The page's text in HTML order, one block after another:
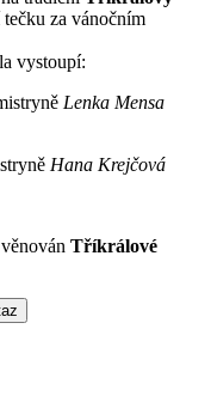
za vánočním
vystoupí:
Lenka Mensa
Hana Krejčová
Tříkrálové